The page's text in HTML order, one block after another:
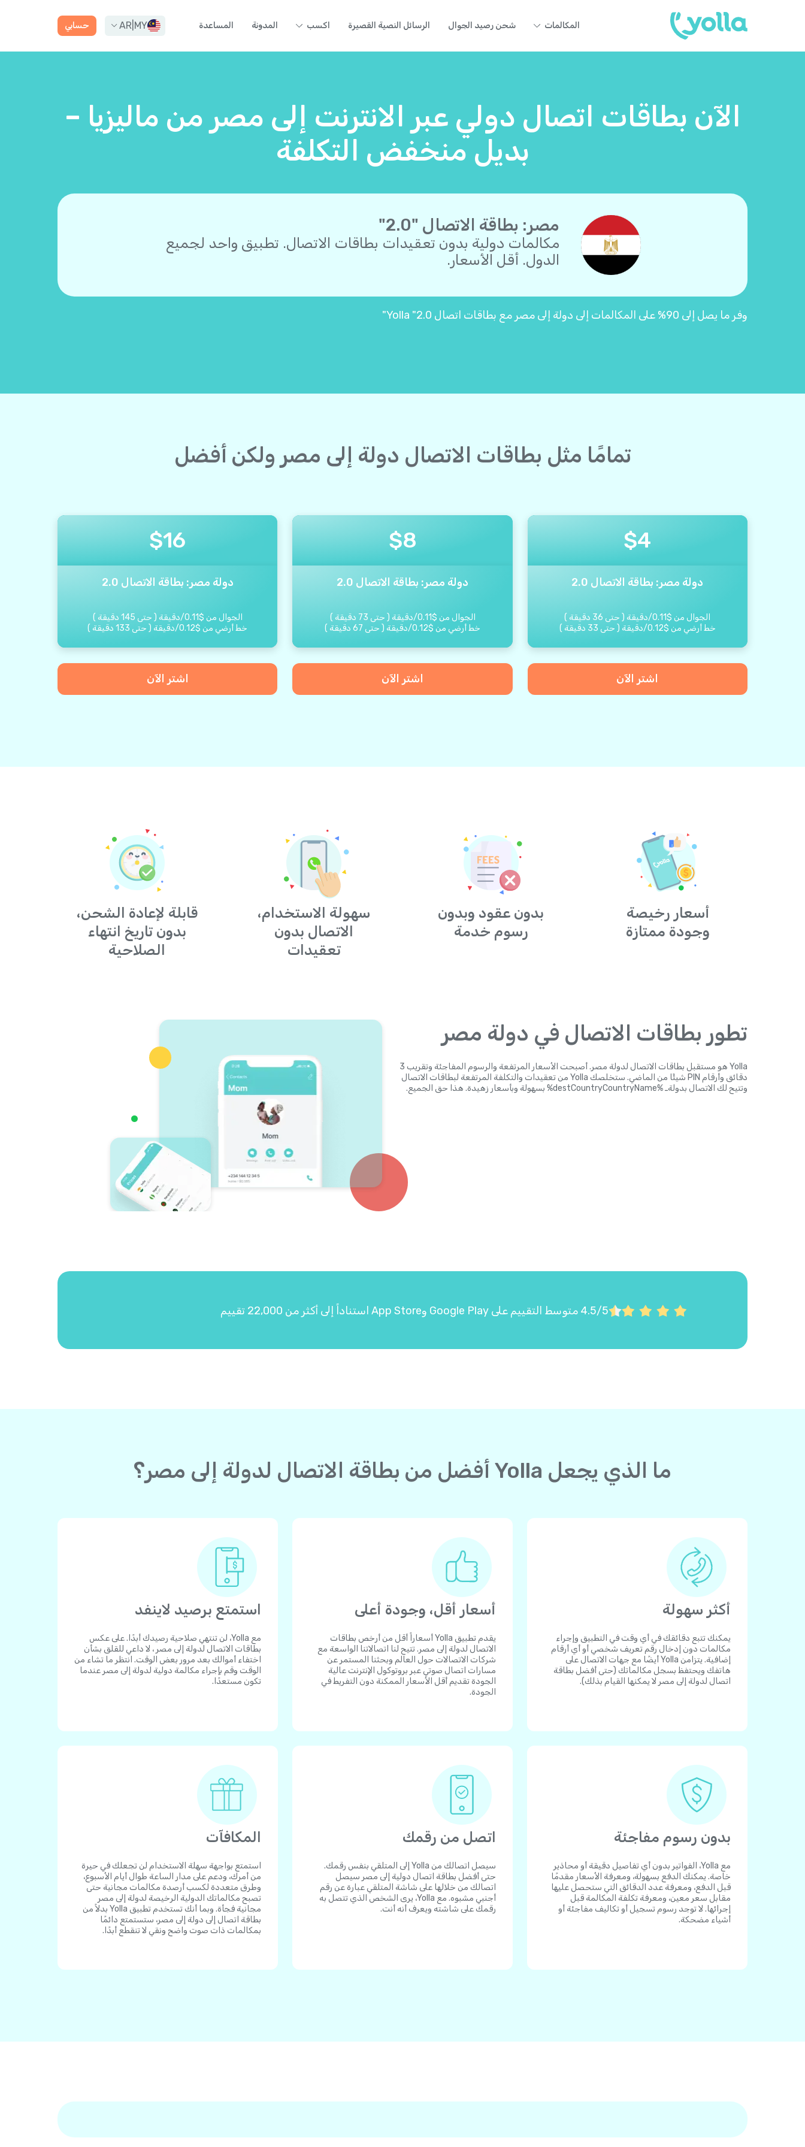
المكالمات شحن رصيد الجوال الرسائل النصية القصيرة اكسب المدونة المساعدة MY
AR حسابي
الآن بطاقات اتصال دولي عبر الانترنت إلى مصر من ماليزيا –
بديل منخفض التكلفة
مصر: بطاقة الاتصال "2.0"
مكالمات دولية بدون تعقيدات بطاقات الاتصال. تطبيق واحد لجميع
الدول. أقل الأسعار.
وفر ما يصل إلى 90% على المكالمات إلى دولة إلى مصر مع بطاقات اتصال Yolla "2.0"
تمامًا مثل بطاقات الاتصال دولة إلى مصر ولكن أفضل
$4
دولة مصر: بطاقة الاتصال 2.0
الجوال من $
0.11
/دقيقة ( حتى 36 دقيقة )
خط أرضي من $
0.12
/دقيقة ( حتى 33 دقيقة )
اشتر الآن
$8
دولة مصر: بطاقة الاتصال 2.0
الجوال من $
0.11
/دقيقة ( حتى 73 دقيقة )
خط أرضي من $
0.12
/دقيقة ( حتى 67 دقيقة )
اشتر الآن
$16
دولة مصر: بطاقة الاتصال 2.0
الجوال من $
0.11
/دقيقة ( حتى 145 دقيقة )
خط أرضي من$
0.12
/دقيقة ( حتى 133 دقيقة )
اشتر الآن
أسعار رخيصة
وجودة ممتازة
بدون عقود وبدون
رسوم خدمة
سهولة الاستخدام،
الاتصال بدون
تعقيدات
قابلة لإعادة الشحن،
بدون تاريخ انتهاء
الصلاحية
تطور بطاقات الاتصال في دولة مصر
Yolla هو مستقبل بطاقات الاتصال لدولة مصر. أصبحت الأسعار المرتفعة والرسوم المفاجئة وتقريب 3
دقائق وأرقام PIN شيئًا من الماضي. ستخلصك Yolla من تعقيدات والتكلفة المرتفعة لبطاقات الاتصال
وتتيح لك الاتصال بدولةـ %destCountryCountryName% بسهولة وبأسعار زهيدة. هذا حق الجميع.
4.5/5 متوسط التقييم على Google Play وApp Store استناداً إلى أكثر من 22,000 تقييم
ما الذي يجعل Yolla أفضل من بطاقة الاتصال لدولة إلى مصر؟
أكثر سهولة
يمكنك تتبع دقائقك في أي وقت في التطبيق وإجراء
مكالمات دون إدخال رقم تعريف شخصي أو أي أرقام
إضافية. يتزامن Yolla أيضًا مع جهات الاتصال على
هاتفك ويحتفظ بسجل مكالماتك (حتى أفضل بطاقة
اتصال لدولة إلى مصر لا يمكنها القيام بذلك).
أسعار أقل، وجودة أعلى
يقدم تطبيق Yolla أسعاراً أقل من أرخص بطاقات
الاتصال لدولة إلى مصر. تتيح لنا اتصالاتنا الواسعة مع
شركات الاتصالات حول العالم وبحثنا المستمر عن
مسارات اتصال صوتي عبر بروتوكول الإنترنت عالية
الجودة تقديم أقل الأسعار الممكنة دون التفريط في
الجودة.
استمتع برصيد لاينفد
مع Yolla، لن تنتهي صلاحية رصيدك أبدًا. على عكس
بطاقات الاتصال لدولة إلى مصر ، لا داعي للقلق بشأن
اختفاء أموالك بعد مرور بعض الوقت. انتظر ما تشاء من
الوقت وقم بإجراء مكالمة دولية لدولة إلى مصر عندما
تكون مستعدًا.
بدون رسوم مفاجئة
مع Yolla، الفواتير بدون أي تفاصيل دقيقة أو محاذير
خاصة. يمكنك الدفع بسهولة، ومعرفة الأسعار مقدمًا
قبل الدفع، ومعرفة عدد الدقائق التي ستحصل عليها
مقابل سعر معين، ومعرفة تكلفة المكالمة قبل
إجرائها. لا توجد رسوم تسجيل أو تكاليف مفاجئة أو
أشياء مضحكة.
اتصل من رقمك
سيصل اتصالك من Yolla إلى المتلقي بنفس رقمك.
حتى أفضل بطاقة اتصال دولية إلى مصر سيصل
اتصالك من خلالها على شاشة المتلقي عبارة عن رقم
أجنبي مشبوه. مع Yolla، يرى الشخص الذي تتصل به
رقمك على شاشته ويعرف أنه أنت.
المكافآت
استمتع بواجهة سهلة الاستخدام لن تجعلك في حيرة
من أمرك، ودعم على مدار الساعة طوال أيام الأسبوع،
وطرق متعددة لكسب أرصدة مكالمات مجانية حتى
تصبح مكالماتك الدولية الرخيصة لدولة إلى مصر
مجانية فجأة. وبما أنك تستخدم تطبيق Yolla بدلاً من
بطاقة اتصال إلى دولة إلى مصر، ستستمتع دائمًا
بمكالمات ذات صوت واضح ونقي لا تنقطع أبدًا.